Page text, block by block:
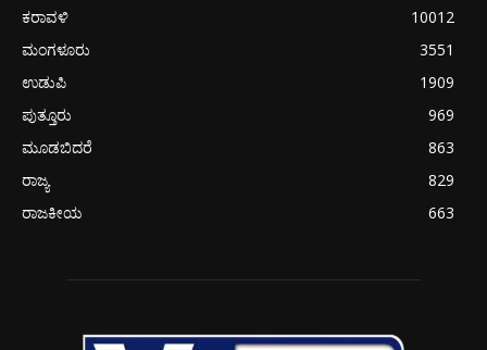
ಕರಾವಳಿ
10012
ಮಂಗಳೂರು
3551
ಉಡುಪಿ
1909
ಪುತ್ತೂರು
969
ಮೂಡಬಿದರೆ
863
ರಾಜ್ಯ
829
ರಾಜಕೀಯ
663